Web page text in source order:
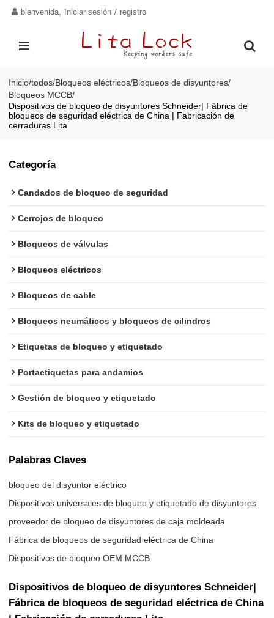
bienvenida, Iniciar sesión / registro
Inicio/todos/Bloqueos eléctricos/Bloqueos de disyuntores/
Bloqueos MCCB/
Dispositivos de bloqueo de disyuntores Schneider| Fábrica de
bloqueos de seguridad eléctrica de China | Fabricación de
cerraduras Lita
Categoría
Candados de bloqueo de seguridad
Cerrojos de bloqueo
Bloqueos de válvulas
Bloqueos eléctricos
Bloqueos de cable
Bloqueos neumáticos y bloqueos de cilindros
Etiquetas de bloqueo y etiquetado
Portaetiquetas para andamios
Gestión de bloqueo y etiquetado
Kits de bloqueo y etiquetado
Palabras Claves
bloqueo del disyuntor eléctrico
Dispositivos universales de bloqueo y etiquetado de disyuntores
proveedor de bloqueo de disyuntores de caja moldeada
Fábrica de bloqueos de seguridad eléctrica de China
Dispositivos de bloqueo OEM MCCB
Dispositivos de bloqueo de disyuntores Schneider|
Fábrica de bloqueos de seguridad eléctrica de China